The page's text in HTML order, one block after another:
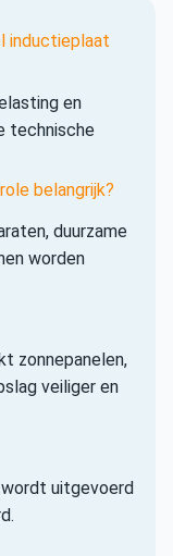
inductieplaat
en
technische
belangrijk?
duurzame
worden
zonnepanelen,
veiliger en
uitgevoerd